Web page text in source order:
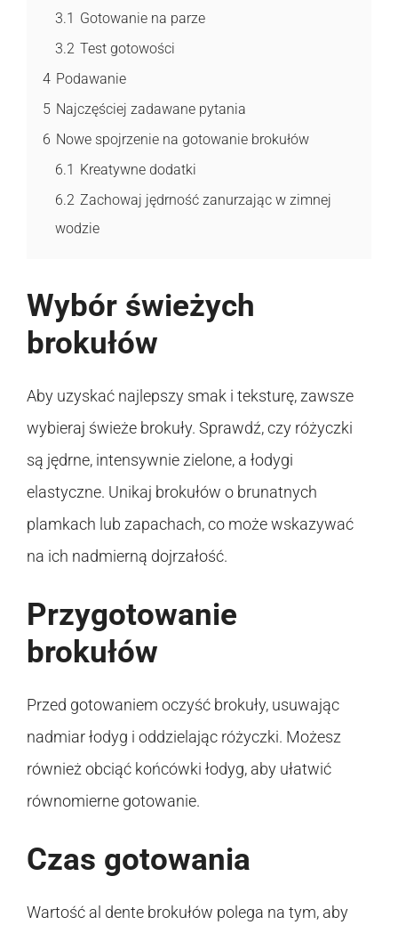
3.1 Gotowanie na parze
3.2 Test gotowości
4 Podawanie
5 Najczęściej zadawane pytania
6 Nowe spojrzenie na gotowanie brokułów
6.1 Kreatywne dodatki
6.2 Zachowaj jędrność zanurzając w zimnej
wodzie
Wybór świeżych
brokułów
Aby uzyskać najlepszy smak i teksturę, zawsze
wybieraj świeże brokuły. Sprawdź, czy różyczki
są jędrne, intensywnie zielone, a łodygi
elastyczne. Unikaj brokułów o brunatnych
plamkach lub zapachach, co może wskazywać
na ich nadmierną dojrzałość.
Przygotowanie
brokułów
Przed gotowaniem oczyść brokuły, usuwając
nadmiar łodyg i oddzielając różyczki. Możesz
również obciąć końcówki łodyg, aby ułatwić
równomierne gotowanie.
Czas gotowania
Wartość al dente brokułów polega na tym, aby